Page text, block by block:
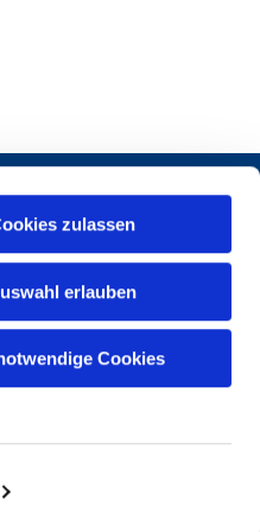
zulassen
erlauben
Cookies